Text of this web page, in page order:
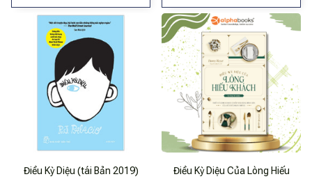
Điều Kỳ Diệu (tái Bản 2019)
Điều Kỳ Diệu Của Lòng Hiếu